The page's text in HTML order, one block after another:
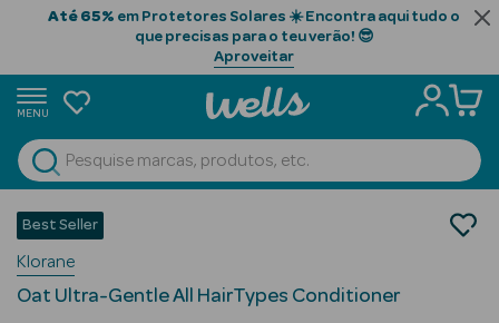
Até 65% em Protetores Solares ☀️ Encontra aqui tudo o
que precisas para o teu verão! 😎
Aproveitar
MENU
Ver Tudo
Beauty Season
Cabelo
Cabelo
Condicionadores
Best Seller
Klorane
Oat Ultra-Gentle All HairTypes Conditioner